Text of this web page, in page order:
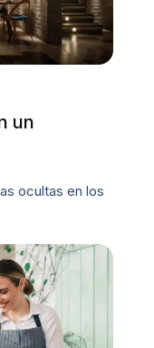
un
ocultas en los